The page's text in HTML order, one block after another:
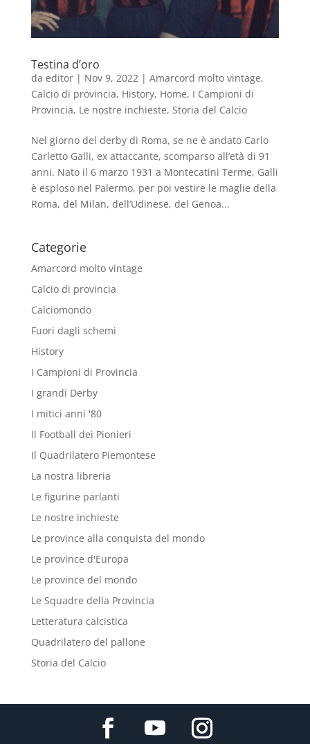
Testina d’oro
da editor| Nov 9, 2022| Amarcord molto vintage,
Calcio di provincia, History, Home, I Campioni di
Provincia, Le nostre inchieste, Storia del Calcio
Nel giorno del derby di Roma, se ne è andato Carlo
Carletto Galli, ex attaccante, scomparso all’età di 91
anni. Nato il 6 marzo 1931 a Montecatini Terme, Galli
è esploso nel Palermo, per poi vestire le maglie della
Roma, del Milan, dell’Udinese, del Genoa...
Categorie
Amarcord molto vintage
Calcio di provincia
Calciomondo
Fuori dagli schemi
History
I Campioni di Provincia
I grandi Derby
I mitici anni '80
Il Football dei Pionieri
Il Quadrilatero Piemontese
La nostra libreria
Le figurine parlanti
Le nostre inchieste
Le province alla conquista del mondo
Le province d'Europa
Le province del mondo
Le Squadre della Provincia
Letteratura calcistica
Quadrilatero del pallone
Storia del Calcio